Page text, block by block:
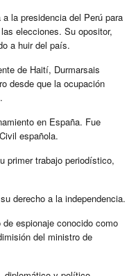
a la presidencia del Perú para
elecciones. Su opositor,
a huir del país.
de Haití, Durmarsais
desde que la ocupación
en España. Fue
española.
primer trabajo periodístico,
derecho a la independencia.
espionaje conocido como
del ministro de